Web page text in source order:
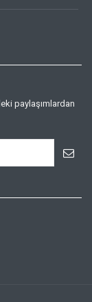
paylaşımlardan